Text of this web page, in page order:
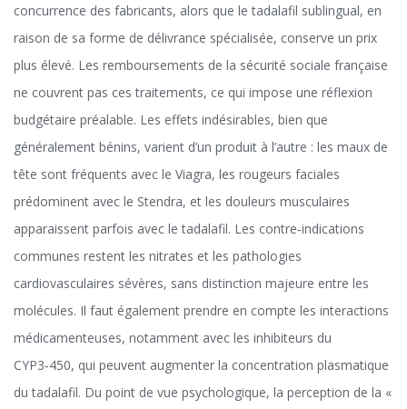
concurrence des fabricants, alors que le tadalafil sublingual, en
raison de sa forme de délivrance spécialisée, conserve un prix
plus élevé. Les remboursements de la sécurité sociale française
ne couvrent pas ces traitements, ce qui impose une réflexion
budgétaire préalable. Les effets indésirables, bien que
généralement bénins, varient d’un produit à l’autre : les maux de
tête sont fréquents avec le Viagra, les rougeurs faciales
prédominent avec le Stendra, et les douleurs musculaires
apparaissent parfois avec le tadalafil. Les contre‑indications
communes restent les nitrates et les pathologies
cardiovasculaires sévères, sans distinction majeure entre les
molécules. Il faut également prendre en compte les interactions
médicamenteuses, notamment avec les inhibiteurs du
CYP3‑450, qui peuvent augmenter la concentration plasmatique
du tadalafil. Du point de vue psychologique, la perception de la «